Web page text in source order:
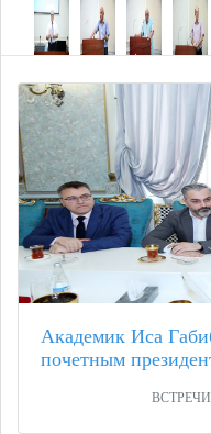
Академик Иса
почетным